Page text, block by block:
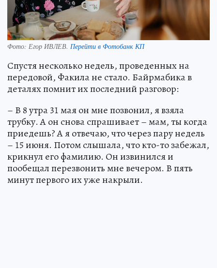
Фото: Егор ИВЛЕВ. Перейти в Фотобанк КП
Спустя несколько недель, проведенных на
передовой, Факила не стало. Байрмабика в
деталях помнит их последний разговор:
– В 8 утра 31 мая он мне позвонил, я взяла
трубку. А он снова спрашивает – мам, ты когда
приедешь? А я отвечаю, что через пару недель
– 15 июня. Потом слышала, что кто-то забежал,
крикнул его фамилию. Он извинился и
пообещал перезвонить мне вечером. В пять
минут первого их уже накрыли.